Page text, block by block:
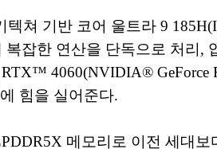
쳐 기반 코어 울트라 9
잡한 연산을 단독으로 처리,
4060(NVIDIA®
힘을 실어준다.
메모리로 이전 세대